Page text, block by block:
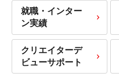
就職・インター
ン実績
クリエイターデ
ビューサポート